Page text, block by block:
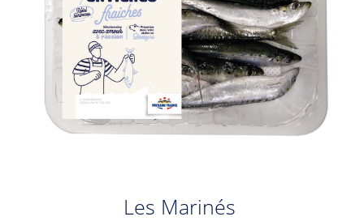
Les Marinés